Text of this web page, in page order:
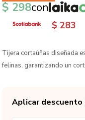
$ 298con
$ 283
Tijera cortaúñas diseñada
felinas, garantizando un
Aplicar descuento